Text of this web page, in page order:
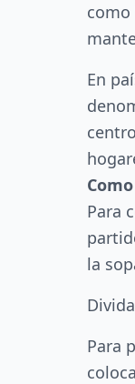
como
En
Para
la
Para